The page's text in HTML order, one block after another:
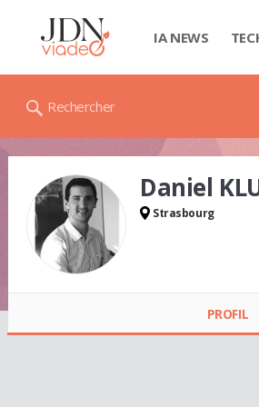
IA NEWS
Rechercher
Daniel
Strasbourg
PROFIL